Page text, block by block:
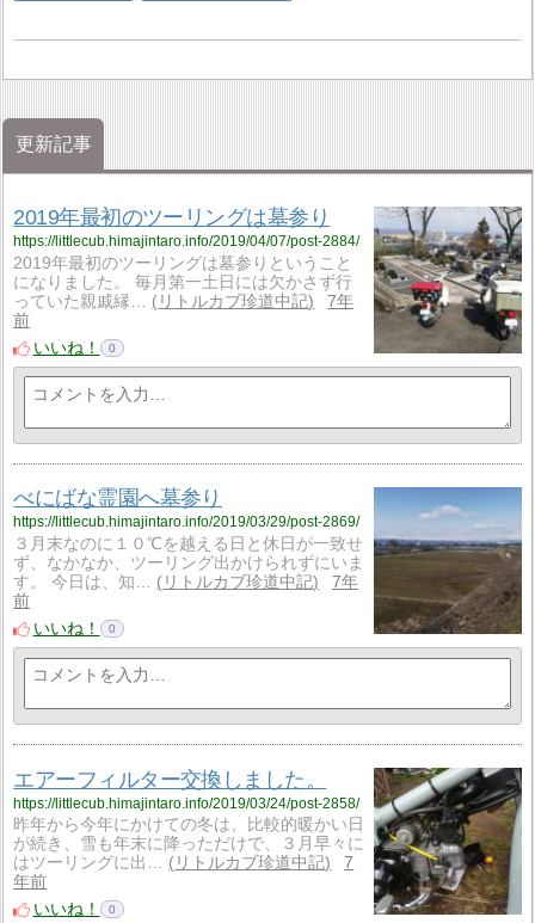
更新記事
2019年最初のツーリングは墓参り
https://littlecub.himajintaro.info/2019/04/07/post-2884/
2019年最初のツーリングは墓参りということ
になりました。 毎月第一土日には欠かさず行
っていた親戚縁…
リトルカブ珍道中記
7年
前
いいね！
0
べにばな霊園へ墓参り
https://littlecub.himajintaro.info/2019/03/29/post-2869/
３月末なのに１０℃を越える日と休日が一致せ
ず、なかなか、ツーリング出かけられずにいま
す。 今日は、知…
リトルカブ珍道中記
7年
前
いいね！
0
エアーフィルター交換しました。
https://littlecub.himajintaro.info/2019/03/24/post-2858/
昨年から今年にかけての冬は、比較的暖かい日
が続き、雪も年末に降っただけで、３月早々に
はツーリングに出…
リトルカブ珍道中記
7
年前
いいね！
0